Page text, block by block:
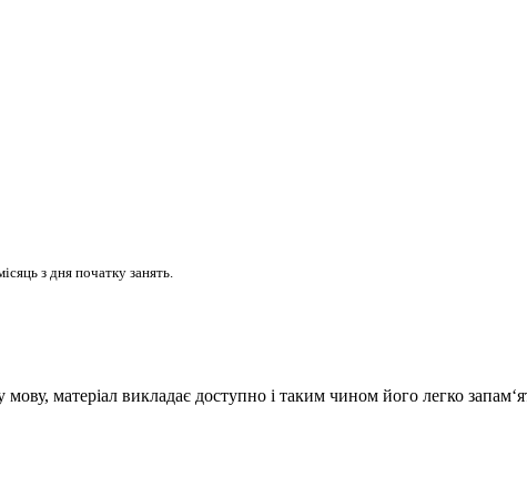
з дня початку занять.
матеріал викладає доступно і таким чином його легко